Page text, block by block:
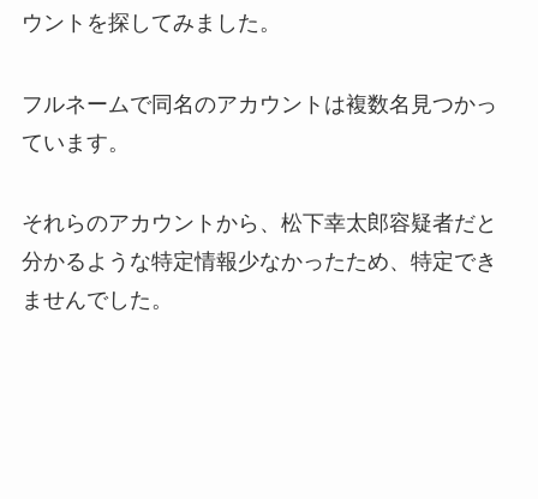
ウントを探してみました。
フルネームで同名のアカウントは複数名見つかっ
ています。
それらのアカウントから、松下幸太郎容疑者だと
分かるような特定情報少なかったため、特定でき
ませんでした。